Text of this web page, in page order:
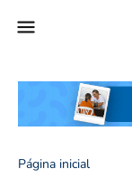
Página inicial